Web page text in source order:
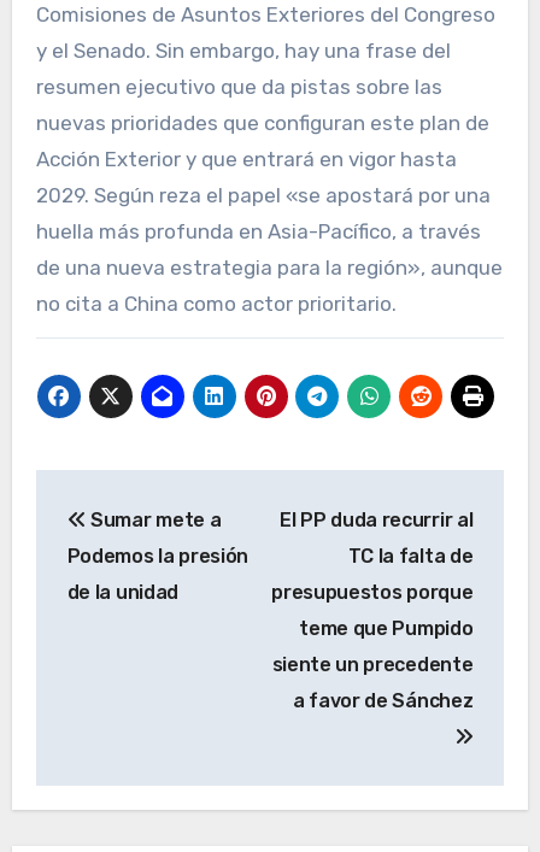
Comisiones de Asuntos Exteriores del Congreso
y el Senado. Sin embargo, hay una frase del
resumen ejecutivo que da pistas sobre las
nuevas prioridades que configuran este plan de
Acción Exterior y que entrará en vigor hasta
2029. Según reza el papel «se apostará por una
huella más profunda en Asia-Pacífico, a través
de una nueva estrategia para la región», aunque
no cita a China como actor prioritario.
de
entradas
Sumar mete a
Podemos la presión
de la unidad
El PP duda recurrir al
TC la falta de
presupuestos porque
teme que Pumpido
siente un precedente
a favor de Sánchez